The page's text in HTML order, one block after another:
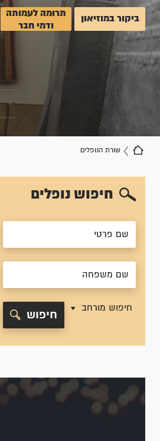
ביקור במוזיאון
תרומה לעמותה
ודמי חבר
שורת הנופלים
חיפוש נופלים
חיפוש מורחב
חיפוש